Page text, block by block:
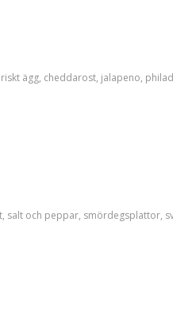
ägg, cheddarost, jalapeno,
, salt och peppar, smördegsplattor,